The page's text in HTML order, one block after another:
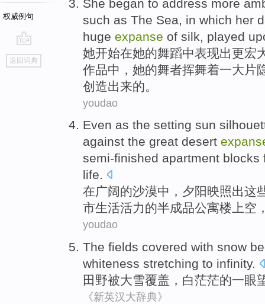
权威例句
go
top
返回词典
She began to address more
such as The Sea, in which her
huge expanse of silk , played
她开始在她的舞蹈中表现出更宏
作品中 ，她的舞者挥舞着一大片
创造出来的。
youdao
Even as the setting sun
against the great desert
semi-finished apartment blocks
life.
在广阔的沙漠中， 夕阳映照出这
市生活活力的半成品公寓楼 上空
youdao
The fields covered with snow
whiteness stretching to infinity.
田野被大雪覆盖 ， 白茫茫的一眼
《新英汉大辞典》